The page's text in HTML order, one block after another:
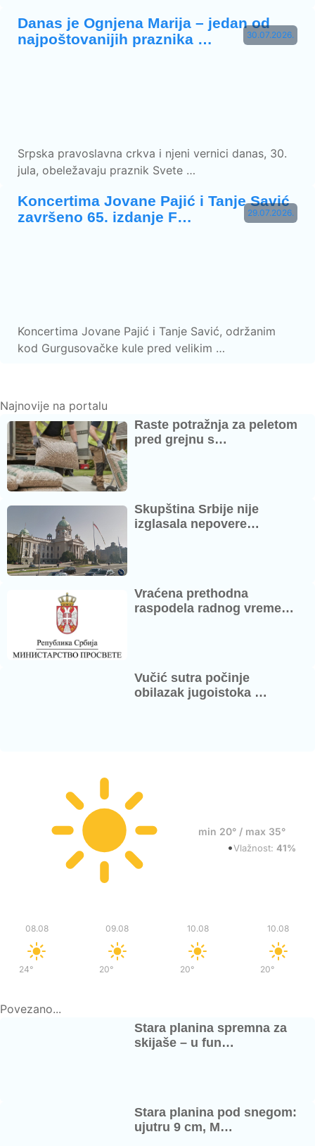
30.07.2026.
Danas je Ognjena Marija – jedan od
najpoštovanijih praznika …
Srpska pravoslavna crkva i njeni vernici danas, 30.
jula, obeležavaju praznik Svete …
29.07.2026.
Koncertima Jovane Pajić i Tanje Savić
završeno 65. izdanje F…
Koncertima Jovane Pajić i Tanje Savić, održanim
kod Gurgusovačke kule pred velikim …
Najnovije na portalu
Raste potražnja za peletom
pred grejnu s…
Skupština Srbije nije
izglasala nepovere…
Vraćena prethodna
raspodela radnog vreme…
Vučić sutra počinje
obilazak jugoistoka …
min 20° / max 35°
•Vlažnost: 41%
08.08
24°/
09.08
20°/
10.08
20°/
10.08
20°
Povezano...
Stara planina spremna za
skijaše – u fun…
Stara planina pod snegom:
ujutru 9 cm, M…